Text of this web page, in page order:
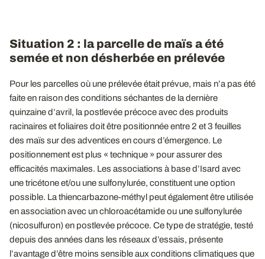
Situation 2 : la parcelle de maïs a été
semée et non désherbée en prélevée
Pour les parcelles où une prélevée était prévue, mais n’a pas été
faite en raison des conditions séchantes de la dernière
quinzaine d’avril, la postlevée précoce avec des produits
racinaires et foliaires doit être positionnée entre 2 et 3 feuilles
des maïs sur des adventices en cours d’émergence. Le
positionnement est plus « technique » pour assurer des
efficacités maximales. Les associations à base d’Isard avec
une tricétone et/ou une sulfonylurée, constituent une option
possible. La thiencarbazone-méthyl peut également être utilisée
en association avec un chloroacétamide ou une sulfonylurée
(nicosulfuron) en postlevée précoce. Ce type de stratégie, testé
depuis des années dans les réseaux d’essais, présente
l’avantage d’être moins sensible aux conditions climatiques que